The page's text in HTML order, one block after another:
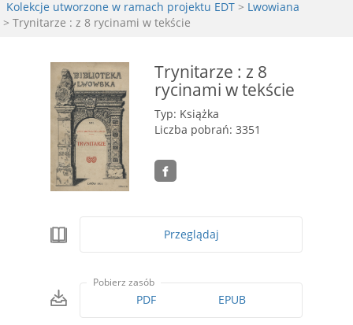
Kolekcje utworzone w ramach projektu EDT > Lwowiana
> Trynitarze : z 8 rycinami w tekście
Trynitarze : z 8
rycinami w tekście
Typ: Książka
Liczba pobrań: 3351
Przeglądaj
Pobierz zasób
PDF EPUB